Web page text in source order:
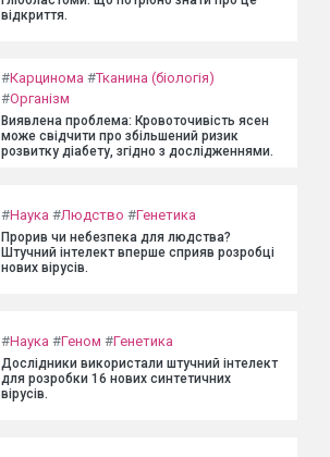
відкриття.
#Карцинома #Тканина (біологія)
#Організм
Виявлена проблема: Кровоточивість ясен
може свідчити про збільшений ризик
розвитку діабету, згідно з дослідженнями.
#Наука #Людство #Генетика
Прорив чи небезпека для людства?
Штучний інтелект вперше сприяв розробці
нових вірусів.
#Наука #Геном #Генетика
Дослідники використали штучний інтелект
для розробки 16 нових синтетичних
вірусів.